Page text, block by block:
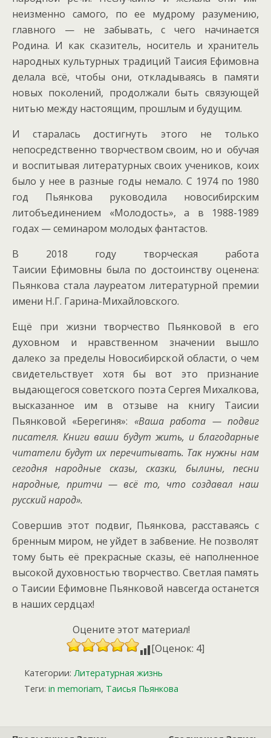
неизменно самого, по ее мудрому разумению,
главного — не забывать, с чего начинается
Родина. И как сказитель, носитель и хранитель
народных культурных традиций Таисия Ефимовна
делала всё, чтобы они, откладываясь в памяти
новых поколений, продолжали быть связующей
нитью между настоящим, прошлым и будущим.
И старалась достигнуть этого не только
непосредственно творчеством своим, но и обучая
и воспитывая литературных своих учеников, коих
было у нее в разные годы немало. С 1974 по 1980
год Пьянкова руководила новосибирским
литобъединением «Молодость», а в 1988-1989
годах — семинаром молодых фантастов.
В 2018 году творческая работа
Таисии Ефимовны была по достоинству оценена:
Пьянкова стала лауреатом литературной премии
имени Н.Г. Гарина-Михайловского.
Ещё при жизни творчество Пьянковой в его
духовном и нравственном значении вышло
далеко за пределы Новосибирской области, о чем
свидетельствует хотя бы вот это признание
выдающегося советского поэта Сергея Михалкова,
высказанное им в отзыве на книгу Таисии
Пьянковой «Берегиня»: «Ваша работа — подвиг
писателя. Книги ваши будут жить, и благодарные
читатели будут их перечитывать. Так нужны нам
сегодня народные сказы, сказки, былины, песни
народные, притчи — всё то, что создавал наш
русский народ».
Совершив этот подвиг, Пьянкова, расставаясь с
бренным миром, не уйдет в забвение. Не позволят
тому быть её прекрасные сказы, её наполненное
высокой духовностью творчество. Светлая память
о Таисии Ефимовне Пьянковой навсегда останется
в наших сердцах!
Оцените этот материал!
[Оценок: 4]
Категории: Литературная жизнь
Теги: in memoriam, Таисья Пьянкова